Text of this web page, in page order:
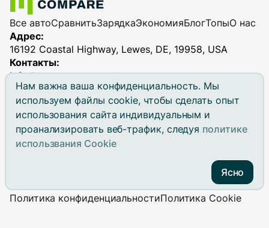
Нам важна ваша конфиденциальность. Мы
используем файлы cookie, чтобы сделать опыт
использования сайта индивидуальным и
проанализировать веб-трафик, следуя политике
использвания Cookie
Ясно
Все автоСравнитьЗарядкаЭкономияБлогТопыО нас
Адрес:
16192 Coastal Highway, Lewes, DE, 19958, USA
Контакты:
info@greencarscompare.com
© 2026 Green Cars Compare. All rights reserved.
Brand names, model names and logos are registered
Политика конфиденциальностиПолитика Cookie